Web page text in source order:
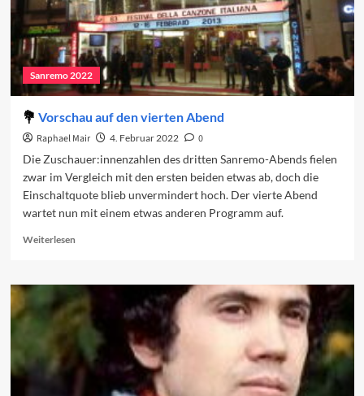
Sanremo 2022
Vorschau auf den vierten Abend
Raphael Mair 4. Februar 2022
0
Die Zuschauer:innenzahlen des dritten Sanremo-Abends fielen
zwar im Vergleich mit den ersten beiden etwas ab, doch die
Einschaltquote blieb unvermindert hoch. Der vierte Abend
wartet nun mit einem etwas anderen Programm auf.
WeiterlesenRead
Vorschau
auf
den
vierten
Abend